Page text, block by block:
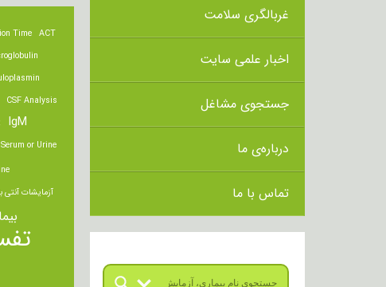
غربالگری سلامت
اخبار علمی سایت
جستجوی مشاغل
درباره‌ی ما
تماس با ما
ACT
Time
CSF Analysis
IgM
Serum or Urine
آزمایشات